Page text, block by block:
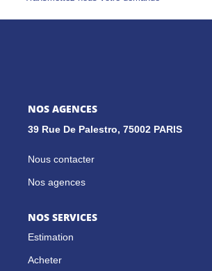
EXTRANET
NOS AGENCES
39 Rue De Palestro, 75002 PARIS
Nous contacter
Nos agences
NOS SERVICES
Estimation
Acheter